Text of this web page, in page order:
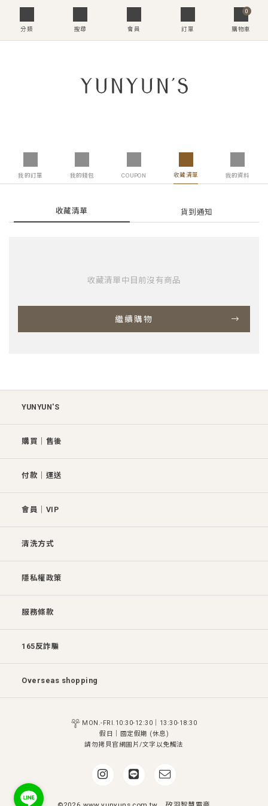
分類 搜尋 會員 訂單
0
購物車
我的訂單 我的錢包 COUPON 收藏清單 我的資料
收藏清單 貨到通知
收藏清單中目前沒有商品
繼續購物
YUNYUN'S
購買│售後
付款│運送
會員│VIP
清洗方式
隱私權政策
服務條款
165反詐騙
Overseas shopping
MON.-FRI.10:30-12:30｜13:30-18:30
假日│國定假期 (休息)
請勿拷貝官網圖片/文字以免觸法